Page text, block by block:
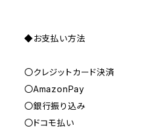
◆お支払い方法
〇クレジットカード決済
〇AmazonPay
〇銀行振り込み
〇ドコモ払い